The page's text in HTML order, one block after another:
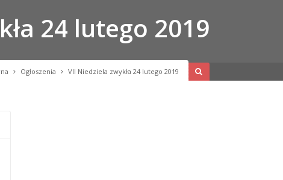
Ogłoszenia VII Niedziela zwykła 24 lutego 2019
24 lutego 2019